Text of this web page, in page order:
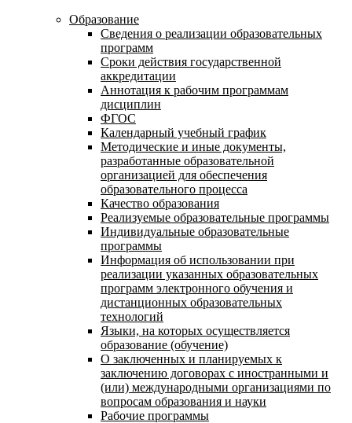
Образование
Сведения о реализации образовательных
программ
Сроки действия государственной
аккредитации
Аннотация к рабочим программам
дисциплин
ФГОС
Календарный учебный график
Методические и иные документы,
разработанные образовательной
организацией для обеспечения
образовательного процесса
Качество образования
Реализуемые образовательные программы
Индивидуальные образовательные
программы
Информация об использовании при
реализации указанных образовательных
программ электронного обучения и
дистанционных образовательных
технологий
Языки, на которых осуществляется
образование (обучение)
О заключенных и планируемых к
заключению договорах с иностранными и
(или) международными организациями по
вопросам образования и науки
Рабочие программы